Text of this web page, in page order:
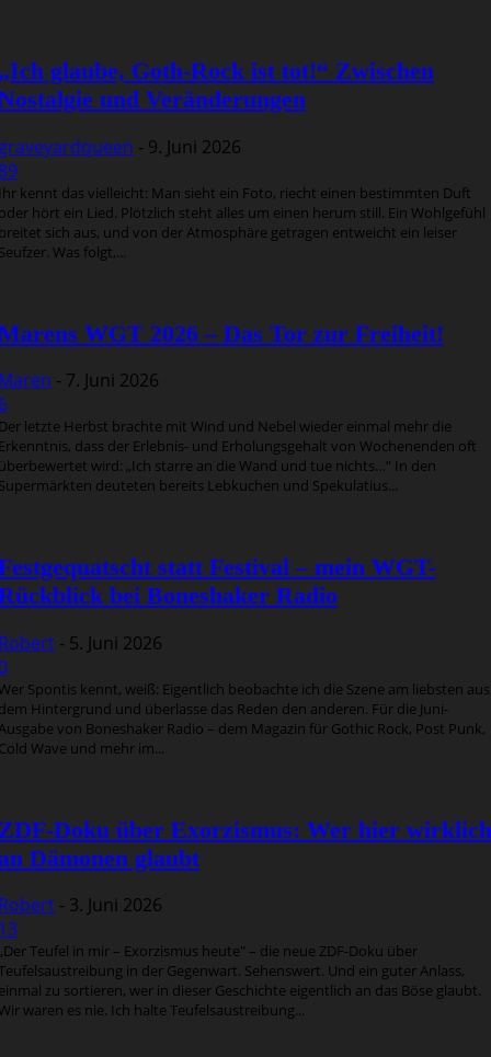
glaube, Goth-Rock ist tot!“ Zwischen
und Veränderungen
- 9. Juni 2026
kennt das vielleicht: Man sieht ein Foto, riecht einen bestimmten Duft
hört ein Lied. Plötzlich steht alles um einen herum still. Ein Wohlgefühl
sich aus, und von der Atmosphäre getragen entweicht ein leiser
Was folgt,...
WGT 2026 – Das Tor zur Freiheit!
- 7. Juni 2026
letzte Herbst brachte mit Wind und Nebel wieder einmal mehr die
dass der Erlebnis- und Erholungsgehalt von Wochenenden oft
wird: „Ich starre an die Wand und tue nichts…“ In den
deuteten bereits Lebkuchen und Spekulatius...
statt Festival – mein WGT-
bei Boneshaker Radio
- 5. Juni 2026
Spontis kennt, weiß: Eigentlich beobachte ich die Szene am liebsten aus
Hintergrund und überlasse das Reden den anderen. Für die Juni-
von Boneshaker Radio – dem Magazin für Gothic Rock, Post Punk,
Wave und mehr im...
Doku über Exorzismus: Wer hier wirklich
Dämonen glaubt
- 3. Juni 2026
Teufel in mir – Exorzismus heute" – die neue ZDF-Doku über
in der Gegenwart. Sehenswert. Und ein guter Anlass,
zu sortieren, wer in dieser Geschichte eigentlich an das Böse glaubt.
Wir waren es nie. Ich halte Teufelsaustreibung...